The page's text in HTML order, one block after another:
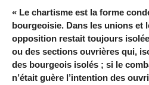
« Le chartisme est la forme
bourgeoisie. Dans les unions et
opposition restait toujours
ou des sections ouvrières qui,
des bourgeois isolés ; si le
n’était guère l’intention des